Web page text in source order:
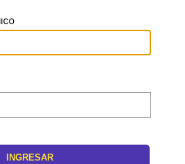
INGRESAR